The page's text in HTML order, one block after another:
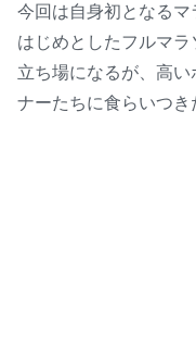
今回は自身初となるマ
はじめとしたフルマ
立ち場になるが、高
ナーたちに食らいつき